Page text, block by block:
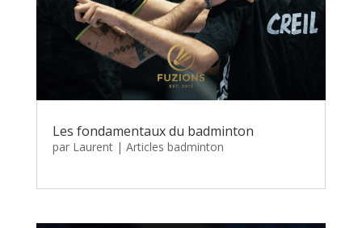
Les fondamentaux du badminton
par Laurent| Articles badminton